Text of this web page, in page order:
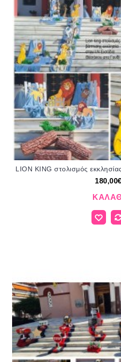
180,00€